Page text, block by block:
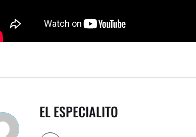
EL ESPECIALITO